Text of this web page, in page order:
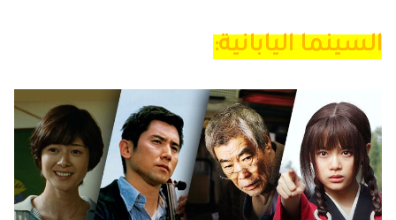
السينما اليابانية: